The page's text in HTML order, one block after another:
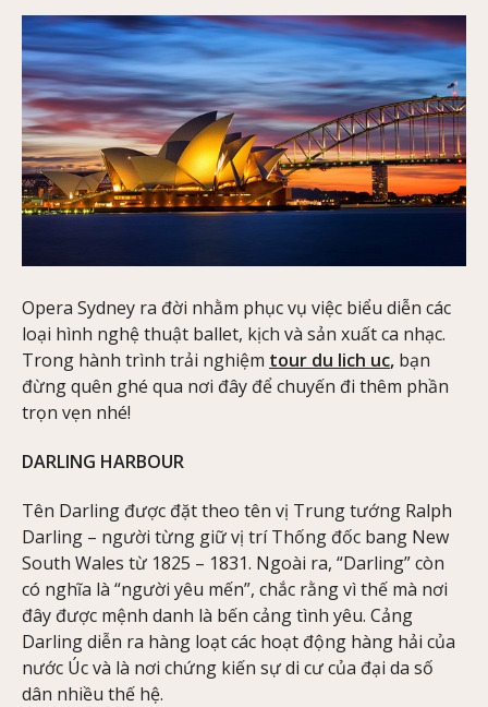
Opera Sydney ra đời nhằm phục vụ việc biểu diễn các
loại hình nghệ thuật ballet, kịch và sản xuất ca nhạc.
Trong hành trình trải nghiệm tour du lich uc, bạn
đừng quên ghé qua nơi đây để chuyến đi thêm phần
trọn vẹn nhé!
DARLING HARBOUR
Tên Darling được đặt theo tên vị Trung tướng Ralph
Darling – người từng giữ vị trí Thống đốc bang New
South Wales từ 1825 – 1831. Ngoài ra, “Darling” còn
có nghĩa là “người yêu mến”, chắc rằng vì thế mà nơi
đây được mệnh danh là bến cảng tình yêu. Cảng
Darling diễn ra hàng loạt các hoạt động hàng hải của
nước Úc và là nơi chứng kiến sự di cư của đại da số
dân nhiều thế hệ.